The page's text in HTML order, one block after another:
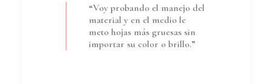
“Voy probando el manejo del
material y en el medio le
meto hojas más gruesas sin
importar su color o brillo.”